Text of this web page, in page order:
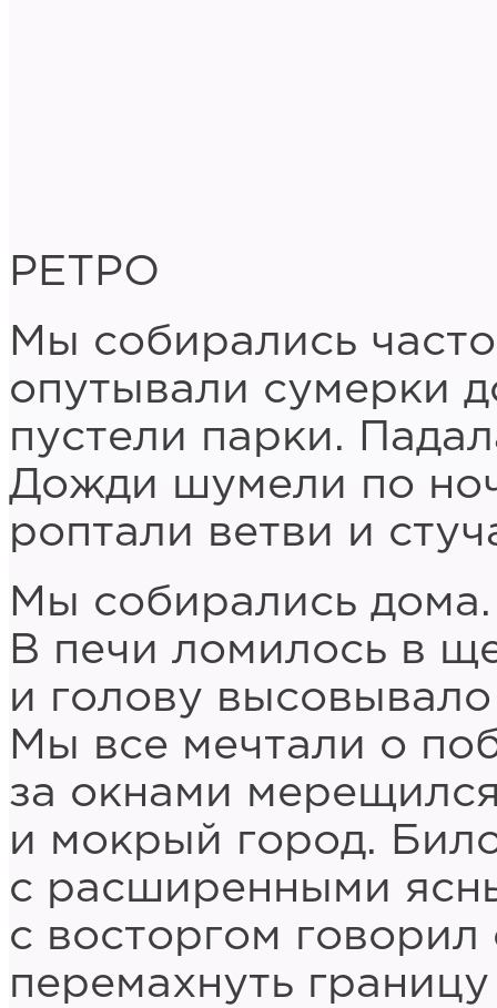
РЕТРО
Мы собирались
опутывали сумерки
пустели парки.
Дожди шумели по
роптали ветви и
Мы собирались
В печи ломилось в
и голову
Мы все мечтали о
за окнами
и мокрый город.
с расширенными
с восторгом
перемахнуть